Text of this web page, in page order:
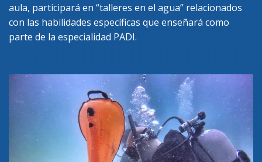
aula, participará en “talleres en el agua” relacionados
con las habilidades específicas que enseñará como
parte de la especialidad PADI.